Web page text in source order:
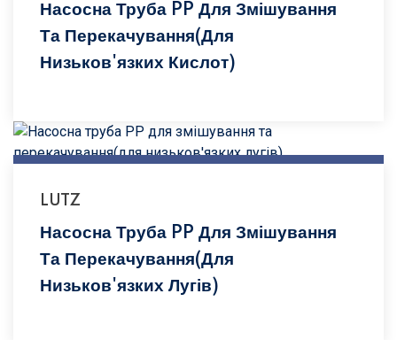
Насосна Труба PP Для Змішування
Та Перекачування(для
Низьков'язких Кислот)
LUTZ
Насосна Труба PP Для Змішування
Та Перекачування(для
Низьков'язких Лугів)